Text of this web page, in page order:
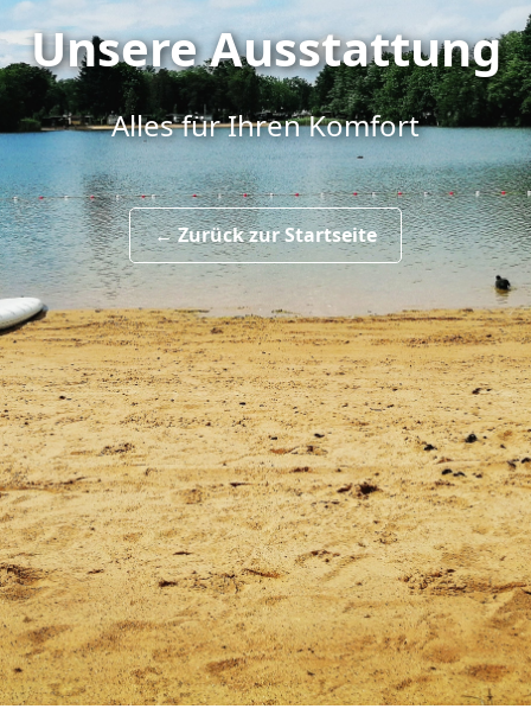
Unsere Ausstattung
Alles für Ihren Komfort
← Zurück zur Startseite